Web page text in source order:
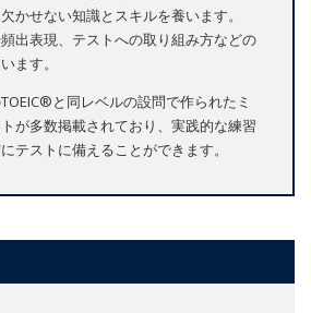
かせない知識とスキルを養います。
出表現、テストへの取り組み方などの
ます。
と同レベルの設問で作られたミ
が多数掲載されており、実践的な練習
テストに備えることができます。